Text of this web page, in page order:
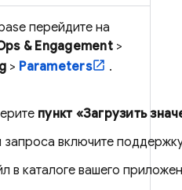
перейдите на
& Engagement>
> Parameters
.
пункт «Загрузить
запроса включите
в каталоге вашего